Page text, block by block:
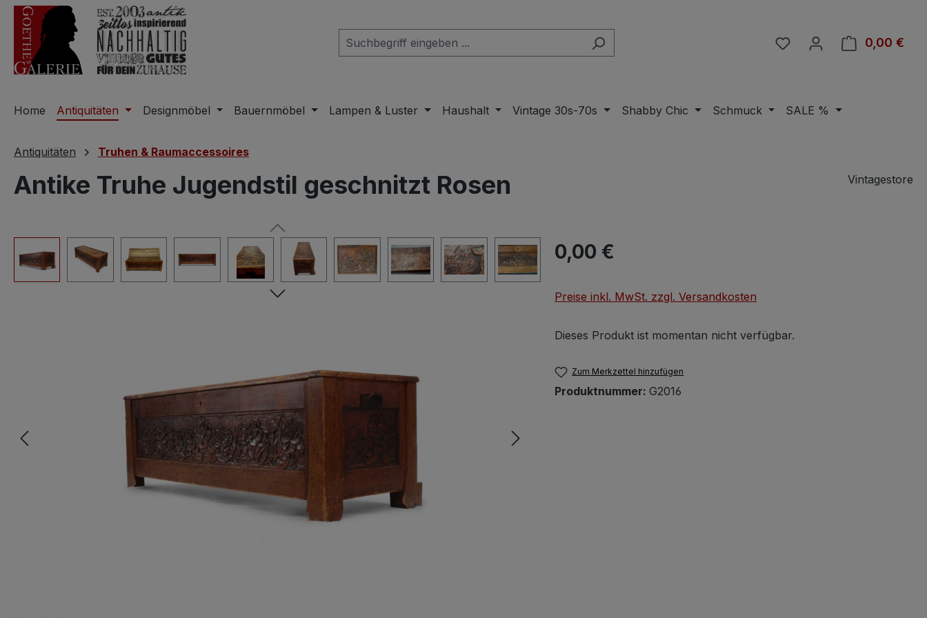
Hauptinhalt springen
Zur Suche springen
Zur Hauptnavigation springen
Du hast 0 Produkte auf
0,00 €
Home Antiquitäten Designmöbel Bauernmöbel Lampen & Luster Haushalt Vintage 30s-70s Shabby Chic Schmuck SALE %
Antiquitäten Truhen & Raumaccessoires
Antike Truhe Jugendstil geschnitzt Rosen Vintagestore
Regulärer Preis:
0,00 €
Preise inkl. MwSt. zzgl. Versandkosten
Dieses Produkt ist momentan nicht verfügbar.
Zum Merkzettel hinzufügen
Produktnummer: G2016